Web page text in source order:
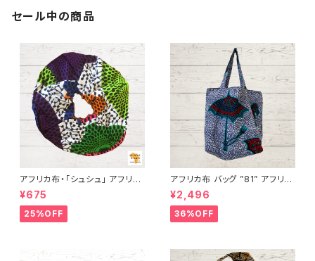
セール中の商品
アフリカ布・「シュシュ」 アフリカ
ンプリント パーニュ カンガ キテ
ンゲ トートバッグ エコバッグ ギ
ニア フェアトレード INUWALIA
FRICA
¥675
25%OFF
アフリカ布 バッグ ”81” アフリカ
ンプリント パーニュ カンガ キテ
ンゲ トートバッグ エコバッグ ギ
ニア フェアトレード INUWALIA
FRICA
¥2,496
36%OFF